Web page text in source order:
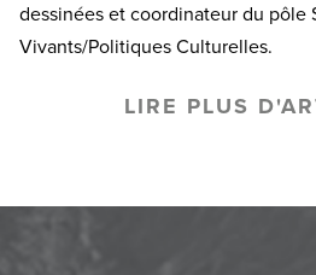
dessinées et coordinateur du pôle
Vivants/Politiques Culturelles.
LIRE PLUS